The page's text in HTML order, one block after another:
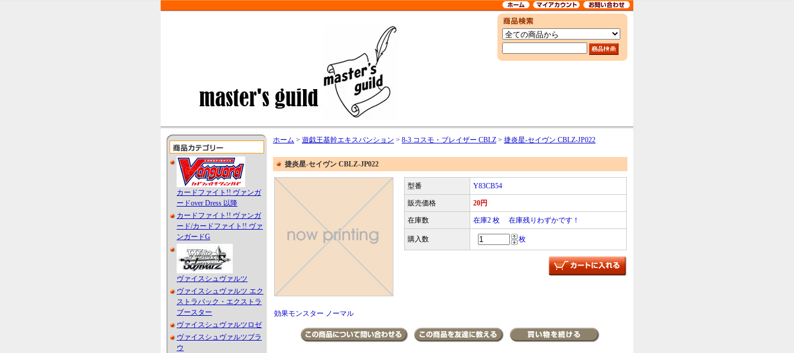
カードファイト!! ヴァンガ
ードover Dress 以降
カードファイト!! ヴァンガ
ード/カードファイト!! ヴァ
ンガードG
ヴァイスシュヴァルツ
ヴァイスシュヴァルツ エク
ストラパック・エクストラ
ブースター
ヴァイスシュヴァルツロゼ
ヴァイスシュヴァルツブラ
ウ
ホーム > 遊戯王基幹エキスパンション > 8-3 コスモ・ブレイザー CBLZ > 捷炎星-セイヴン CBLZ-JP022
捷炎星-セイヴン CBLZ-JP022
型番 Y83CB54
販売価格 20円
在庫数 在庫2 枚 在庫残りわずかです！
購入数 枚
効果モンスター ノーマル